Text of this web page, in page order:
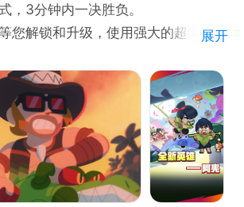
，3分钟内一决胜负。
您解锁和升级，使用强大的超级技
乱斗世界的众多神秘地点展开对战！
展开